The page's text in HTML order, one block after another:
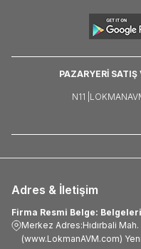
PAZARYERİ
N11 |
Adres & İletişim
Firma Resmi Belge:
Merkez Adres:Hıdırbali
(www.LokmanAVM.com)